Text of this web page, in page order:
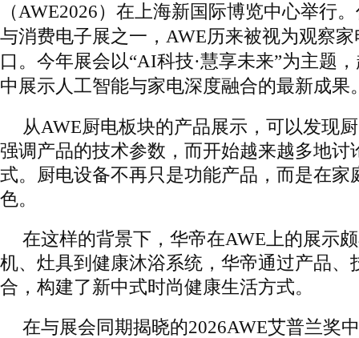
（AWE2026）在上海新国际博览中心举行
与消费电子展之一，AWE历来被视为观察
口。今年展会以“AI科技·慧享未来”为主题
中展示人工智能与家电深度融合的最新成果
从AWE厨电板块的产品展示，可以发现
强调产品的技术参数，而开始越来越多地讨
式。厨电设备不再只是功能产品，而是在家
色。
在这样的背景下，华帝在AWE上的展示
机、灶具到健康沐浴系统，华帝通过产品、
合，构建了新中式时尚健康生活方式。
在与展会同期揭晓的2026AWE艾普兰奖